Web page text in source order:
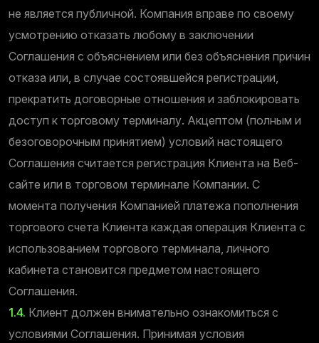
не является публичной. Компания вправе по своему
усмотрению отказать любому в заключении
Соглашения с объяснением или без объяснения причин
отказа или, в случае состоявшейся регистрации,
прекратить договорные отношения и заблокировать
доступ к торговому терминалу. Акцептом (полным и
безоговорочным принятием) условий настоящего
Соглашения считается регистрация Клиента на Веб-
сайте или в торговом терминале Компании. С
момента получения Компанией платежа пополнения
торгового счета Клиента каждая операция Клиента с
использованием торгового терминала, личного
кабинета становится предметом настоящего
Соглашения.
1.4. Клиент должен внимательно ознакомиться с
условиями Соглашения. Принимая условия